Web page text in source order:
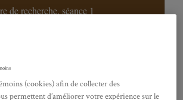
de recherche, séance 1
(cookies) afin de collecter des
permettent d’améliorer votre expérience sur le